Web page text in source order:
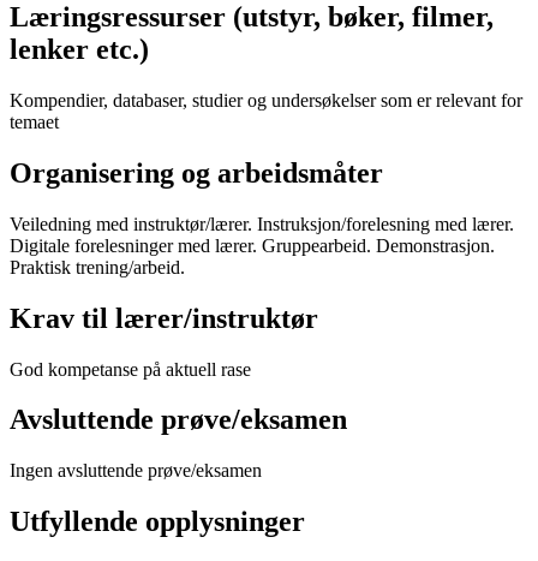
Læringsressurser (utstyr, bøker, filmer,
lenker etc.)
Kompendier, databaser, studier og undersøkelser som er relevant for
temaet
Organisering og arbeidsmåter
Veiledning med instruktør/lærer. Instruksjon/forelesning med lærer.
Digitale forelesninger med lærer. Gruppearbeid. Demonstrasjon.
Praktisk trening/arbeid.
Krav til lærer/instruktør
God kompetanse på aktuell rase
Avsluttende prøve/eksamen
Ingen avsluttende prøve/eksamen
Utfyllende opplysninger